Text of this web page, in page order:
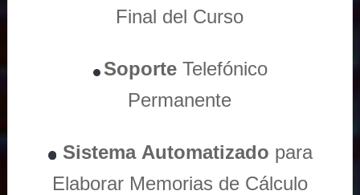
Final del Curso
Soporte Telefónico
Permanente
Sistema Automatizado para
Elaborar Memorias de Cálculo